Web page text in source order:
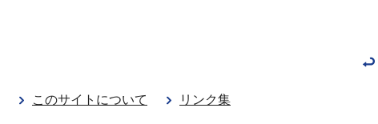
このサイトについて リンク集